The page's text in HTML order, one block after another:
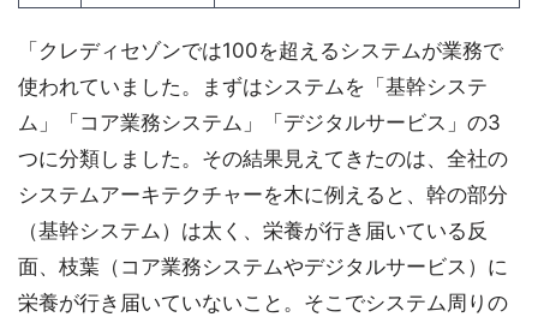
「クレディセゾンでは100を超えるシステムが業務で
使われていました。まずはシステムを「基幹システ
ム」「コア業務システム」「デジタルサービス」の3
つに分類しました。その結果見えてきたのは、全社の
システムアーキテクチャーを木に例えると、幹の部分
（基幹システム）は太く、栄養が行き届いている反
面、枝葉（コア業務システムやデジタルサービス）に
栄養が行き届いていないこと。そこでシステム周りの